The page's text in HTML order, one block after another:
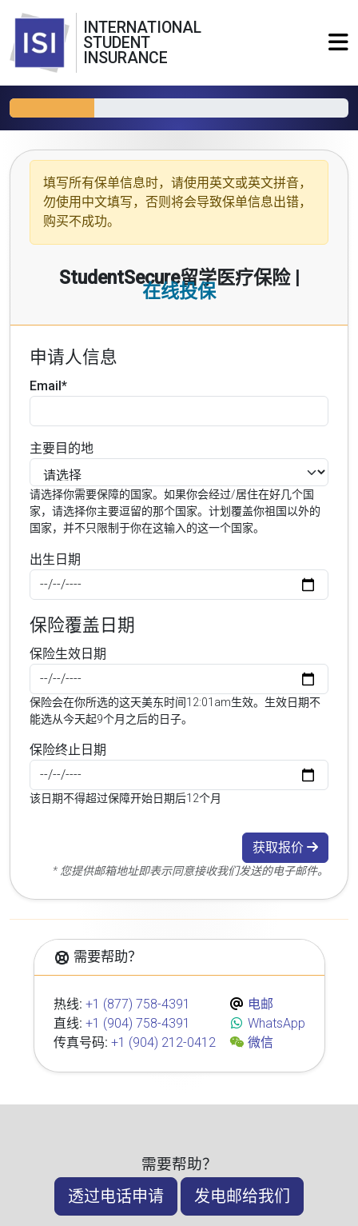
INTERNATIONAL
STUDENT
INSURANCE
填写所有保单信息时，请使用 英文或英文拼音，
勿使用中文填写，否则将会导致保单信息出错，
购买不成功。
StudentSecure留学医疗保险 |
在线投保
申请人信息
Email*
主要目的地
请选择你需要保障的国家。如果你会经过/居住在好几个国
家，请选择你主要逗留的那个国家。计划覆盖你祖国以外的
国家，并不只限制于你在这输入的这一个国家。
出生日期
保险覆盖日期
保险生效日期
保险会在你所选的这天美东时间12:01am生效。生效日期不
能选从今天起9个月之后的日子。
保险终止日期
该日期不得超过保障开始日期后12个月
获取报价
* 您提供邮箱地址即表示同意接收我们发送的电子邮件。
需要帮助？
热线: +1 (877) 758-4391
直线: +1 (904) 758-4391
传真号码: +1 (904) 212-0412
电邮
WhatsApp
微信
需要帮助？
透过电话申请 发电邮给我们